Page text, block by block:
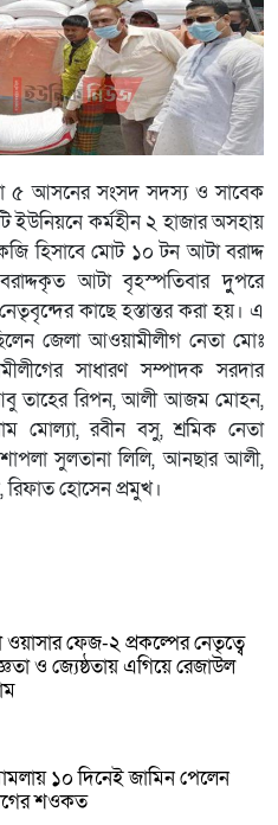
৫ আসনের সংসদ সদস্য ও সাবেক
ইউনিয়নে কর্মহীন ২ হাজার অসহায়
হিসাবে মোট ১০ টন আটা বরাদ্দ
আটা বৃহস্পতিবার দুুপরে
কাছে হস্তান্তর করা হয়। এ
জেলা আওয়ামীলীগ নেতা মোঃ
সাধারণ সম্পাদক সরদার
আবু তাহের রিপন, আলী আজম মোহন,
মোল্যা, রবীন বসু, শ্রমিক নেতা
সুলতানা লিলি, আনছার আলী,
হোসেন প্রমুখ।
ওয়াসার ফেজ-২ প্রকল্পের নেতৃত্বে
ও জ্যেষ্ঠতায় এগিয়ে রেজাউল
১০ দিনেই জামিন পেলেন
শওকত